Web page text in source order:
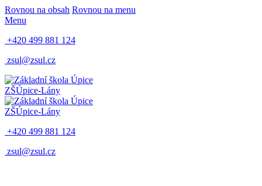
Rovnou na obsah Rovnou na menu
Menu
+420 499 881 124
zsul@zsul.cz
ZŠÚpice-Lány
ZŠÚpice-Lány
+420 499 881 124
zsul@zsul.cz